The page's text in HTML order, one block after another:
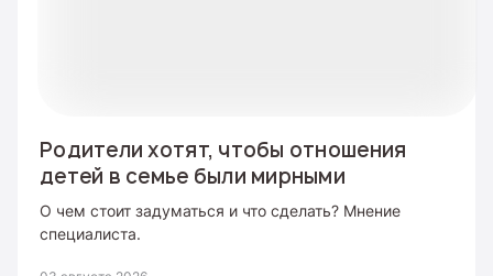
Родители хотят, чтобы отношения
детей в семье были мирными
О чем стоит задуматься и что сделать? Мнение
специалиста.